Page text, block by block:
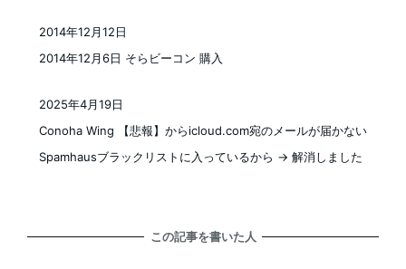
2014年12月6日 そらビーコン 購入
投稿日
2014年12月12日
Conoha Wing 【悲報】からicloud.com宛のメールが届かない
Spamhausブラックリストに入っているから → 解消しました
2025年4月19日
この記事を書いた人